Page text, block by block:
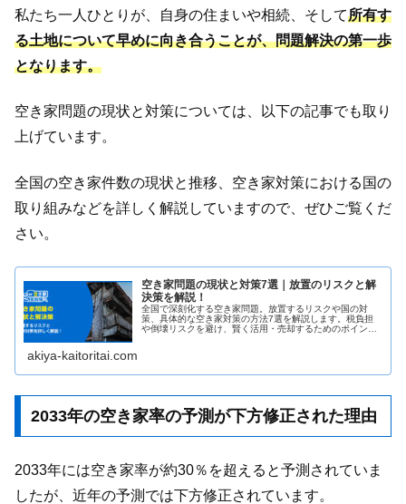
私たち一人ひとりが、自身の住まいや相続、そして所有す
る土地について早めに向き合うことが、問題解決の第一歩
となります。
空き家問題の現状と対策については、以下の記事でも取り
上げています。
全国の空き家件数の現状と推移、空き家対策における国の
取り組みなどを詳しく解説していますので、ぜひご覧くだ
さい。
空き家問題の現状と対策7選｜放置のリスクと解
決策を解説！
全国で深刻化する空き家問題。放置するリスクや国の対
策、具体的な空き家対策の方法7選を解説します。税負担
や倒壊リスクを避け、賢く活用・売却するためのポイント
akiya-kaitoritai.com
2033年の空き家率の予測が下方修正された理由
2033年には空き家率が約30％を超えると予測されていま
したが、近年の予測では下方修正されています。